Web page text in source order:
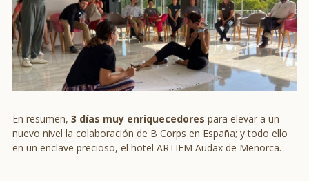
En resumen, 3 días muy enriquecedores para elevar a un
nuevo nivel la colaboración de B Corps en España; y todo ello
en un enclave precioso, el hotel ARTIEM Audax de Menorca.